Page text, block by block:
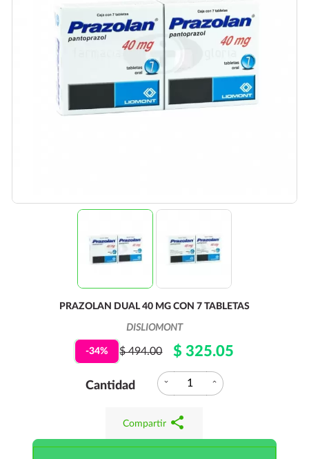
PRAZOLAN DUAL 40 MG CON 7 TABLETAS
DISLIOMONT
-34% $ 494.00 $ 325.05
Cantidad expand_more expand_less
Compartir share